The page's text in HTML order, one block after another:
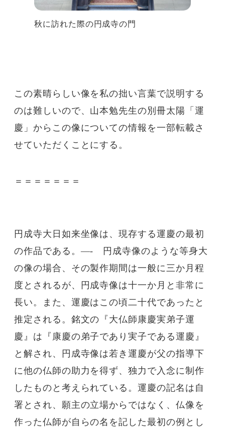
秋に訪れた際の円成寺の門
この素晴らしい像を私の拙い言葉で説明する
のは難しいので、山本勉先生の別冊太陽「運
慶」からこの像についての情報を一部転載さ
せていただくことにする。
＝＝＝＝＝＝＝
円成寺大日如来坐像は、現存する運慶の最初
の作品である。—- 円成寺像のような等身大
の像の場合、その製作期間は一般に三か月程
度とされるが、円成寺像は十一か月と非常に
長い。また、運慶はこの頃二十代であったと
推定される。銘文の『大仏師康慶実弟子運
慶』は『康慶の弟子であり実子である運慶』
と解され、円成寺像は若き運慶が父の指導下
に他の仏師の助力を得ず、独力で入念に制作
したものと考えられている。運慶の記名は自
署とされ、願主の立場からではなく、仏像を
作った仏師が自らの名を記した最初の例とし